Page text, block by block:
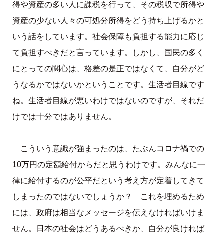
得や資産の多い人に課税を行って、その税収で所得や
資産の少ない人々の可処分所得をどう持ち上げるかと
いう話をしています。社会保障も負担する能力に応じ
て負担すべきだと言っています。しかし、国民の多く
にとっての関心は、格差の是正ではなくて、自分がど
うなるかではないかということです。生活者目線です
ね。生活者目線が悪いわけではないのですが、それだ
けでは十分ではありません。
こういう意識が強まったのは、たぶんコロナ禍での
10万円の定額給付からだと思うわけです。みんなに一
律に給付するのが公平だという考え方が定着してきて
しまったのではないでしょうか？ これを埋めるため
には、政府は相当なメッセージを伝えなければいけま
せん。日本の社会はどうあるべきか、自分が良ければ